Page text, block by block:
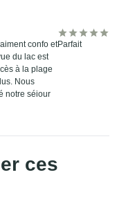
confo et
du lac est
à la plage
Nous
notre séjour
Parfait
ces